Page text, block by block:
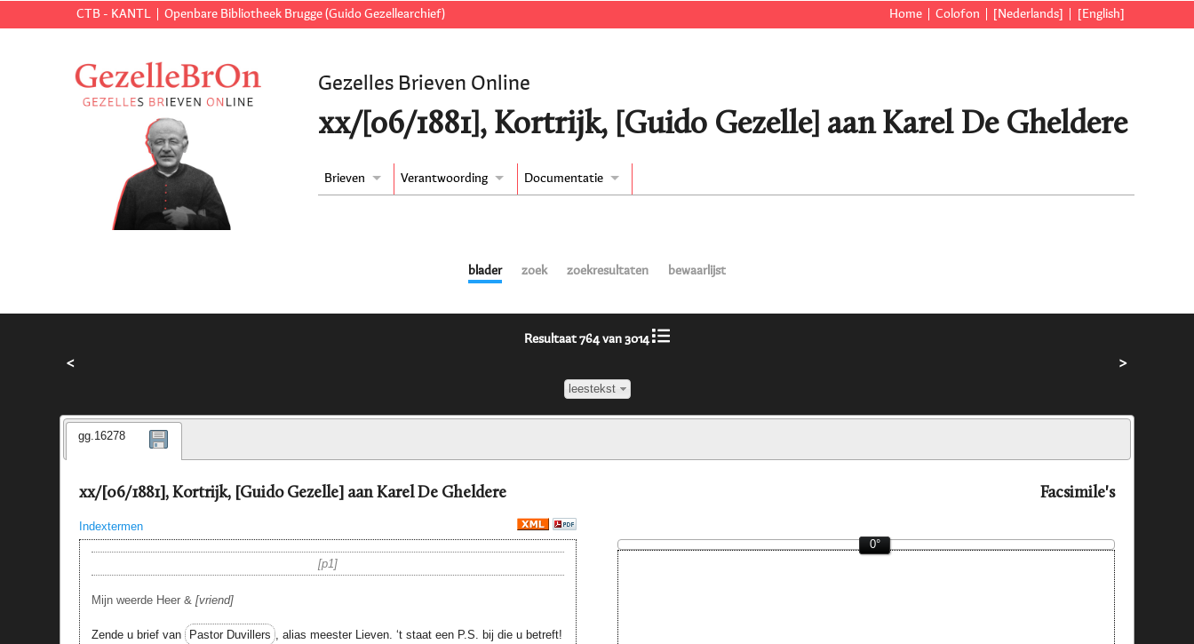
CTB - KANTL Openbare Bibliotheek Brugge (Guido Gezellearchief) Home Colofon [Nederlands] [English]
Gezelles Brieven Online
xx/[06/1881], Kortrijk, [Guido Gezelle] aan Karel De Gheldere
Brieven Verantwoording Documentatie
blader zoek zoekresultaten bewaarlijst
<
Resultaat 764 van 3014
leestekst
>
gg.16278
xx/[06/1881], Kortrijk, [Guido Gezelle] aan Karel De Gheldere
Indextermen
Facsimile's
p1
Mijn weerde Heer & vriend
Zende u brief van Pastor Duvillers , alias meester Lieven. ‘t staat een P.S. bij die u betreft!
0°